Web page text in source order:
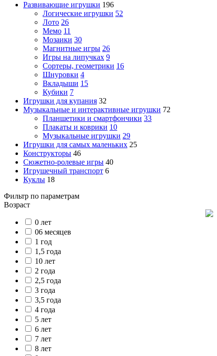
Развивающие игрушки 196
Логические игрушки 52
Лото 26
Мемо 11
Мозаики 30
Магнитные игры 26
Игры на липучках 9
Сортеры, геометрики 16
Шнуровки 4
Вкладыши 15
Кубики 7
Игрушки для купания 32
Музыкальные и интерактивные игрушки 72
Планшетики и смартфончики 33
Плакаты и коврики 10
Музыкальные игрушки 29
Игрушки для самых маленьких 25
Конструкторы 46
Сюжетно-ролевые игры 40
Игрушечный транспорт 6
Куклы 18
Фильтр по параметрам
Возраст
0 лет
06 месяцев
1 год
1,5 года
10 лет
2 года
2,5 года
3 года
3,5 года
4 года
5 лет
6 лет
7 лет
8 лет